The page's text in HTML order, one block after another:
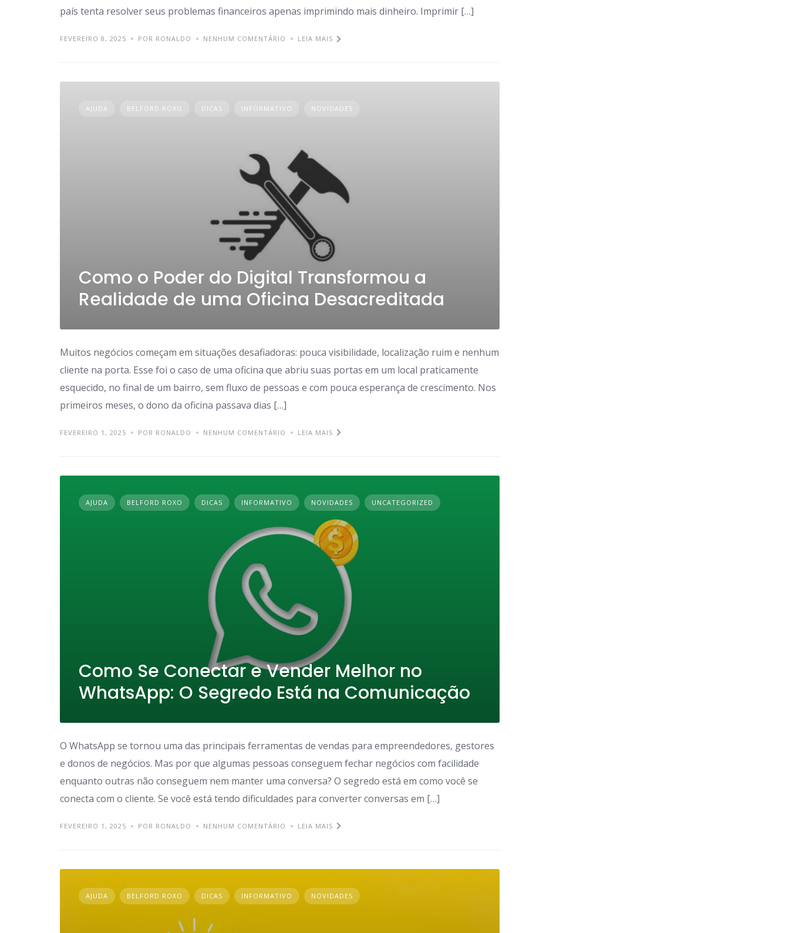
país tenta resolver seus problemas financeiros apenas imprimindo mais dinheiro. Imprimir […]
FEVEREIRO 8, 2025 POR RONALDO NENHUM COMENTÁRIO LEIA MAIS
AJUDA BELFORD ROXO DICAS INFORMATIVO NOVIDADES
Como o Poder do Digital Transformou a
Realidade de uma Oficina Desacreditada
Muitos negócios começam em situações desafiadoras: pouca visibilidade, localização ruim e nenhum
cliente na porta. Esse foi o caso de uma oficina que abriu suas portas em um local praticamente
esquecido, no final de um bairro, sem fluxo de pessoas e com pouca esperança de crescimento. Nos
primeiros meses, o dono da oficina passava dias […]
FEVEREIRO 1, 2025 POR RONALDO NENHUM COMENTÁRIO LEIA MAIS
AJUDA BELFORD ROXO DICAS INFORMATIVO NOVIDADES UNCATEGORIZED
Como Se Conectar e Vender Melhor no
WhatsApp: O Segredo Está na Comunicação
O WhatsApp se tornou uma das principais ferramentas de vendas para empreendedores, gestores
e donos de negócios. Mas por que algumas pessoas conseguem fechar negócios com facilidade
enquanto outras não conseguem nem manter uma conversa? O segredo está em como você se
conecta com o cliente. Se você está tendo dificuldades para converter conversas em […]
FEVEREIRO 1, 2025 POR RONALDO NENHUM COMENTÁRIO LEIA MAIS
AJUDA BELFORD ROXO DICAS INFORMATIVO NOVIDADES